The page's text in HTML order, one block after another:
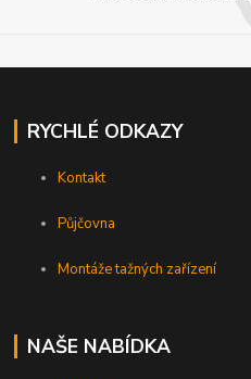
RYCHLÉ ODKAZY
Kontakt
Půjčovna
Montáže tažných zařízení
NAŠE NABÍDKA